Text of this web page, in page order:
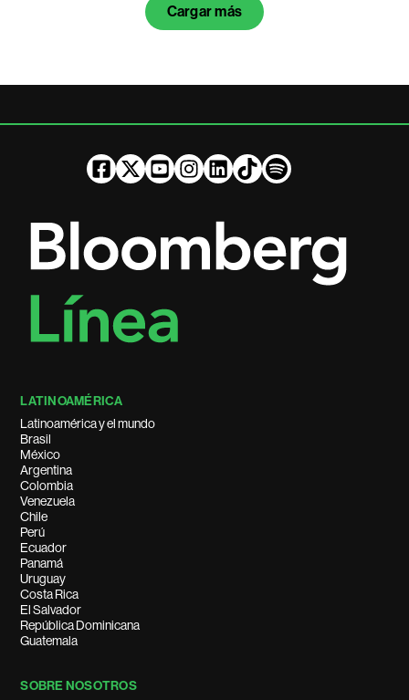
Cargar más
LATINOAMÉRICA
Latinoamérica y el mundo
Brasil
México
Argentina
Colombia
Venezuela
Chile
Perú
Ecuador
Panamá
Uruguay
Costa Rica
El Salvador
República Dominicana
Guatemala
SOBRE NOSOTROS